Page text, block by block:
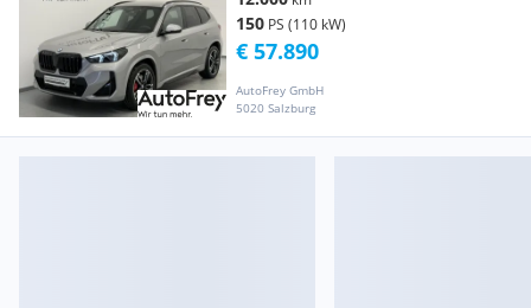
150 PS (110 kW)
AutoFrey GmbH
5020 Salzburg
€ 57.890